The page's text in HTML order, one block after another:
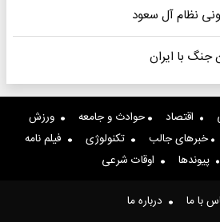
نظام آل سعود
جنگ با ایران
اقتصاد حوادث و جامعه
ورزش
خبرهای جالب تکنولوژی
فیلم نامه
پیوندها اوقات شرعی
با ما درباره ما